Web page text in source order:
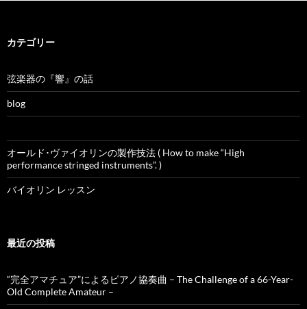
カテゴリー
弦楽器の『響』の話
blog
オールド･ヴァイオリンの製作技法 ( How to make “High
performance stringed instruments”. )
バイオリン レッスン
最近の投稿
“完全アマチュア”によるピアノ協奏曲 – The Challenge of a 66-Year-
Old Complete Amateur –